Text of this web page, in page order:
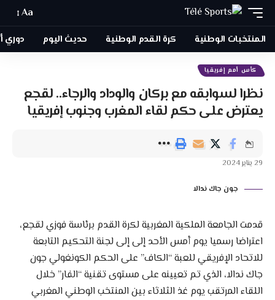
Aa
المنتخبات الوطنية كرة القدم الوطنية حديث اليوم دوري
كأس أمم إفريقيا
نظرا لسوابقه مع بركان والوداد والرجاء.. لقجع
يعترض على حكم لقاء المغرب وجنوب إفريقيا
جون جاك ندالا
قدمت الجامعة الملكية المغربية لكرة القدم برئاسة فوزي لقجع،
اعتراضا رسميا يوم أمس الأحد إلى إلى لجنة التحكيم التابعة
للاتحاد الإفريقي للعبة “الكاف” على الحكم الكونغولي جون
جاك ندالا، الذي تم تعيينه على مستوى تقنية “الفار” خلال
اللقاء المرتقب يوم غذ الثلاثاء بين المنتخب الوطني المغربي